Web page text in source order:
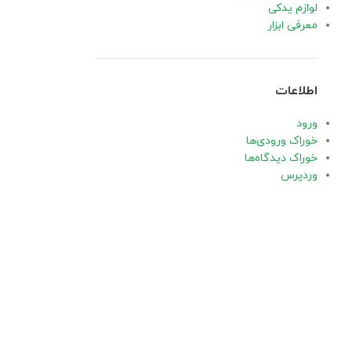
لوازم یدکی
معرفی ابزار
اطلاعات
ورود
خوراک ورودی‌ها
خوراک دیدگاه‌ها
وردپرس